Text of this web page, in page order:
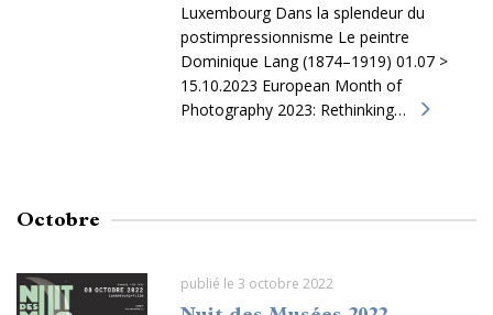
Luxembourg Dans la splendeur du
postimpressionnisme Le peintre
Dominique Lang (1874–1919) 01.07 >
15.10.2023 European Month of
Photography 2023: Rethinking…
Octobre
publié le 3 octobre 2022